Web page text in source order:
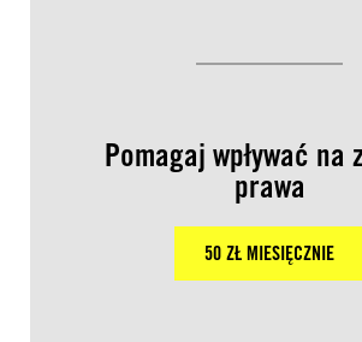
Pomagaj wpływać na
prawa
50 ZŁ MIESIĘCZNIE